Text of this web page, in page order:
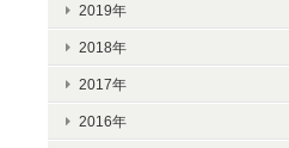
2019年
2018年
2017年
2016年